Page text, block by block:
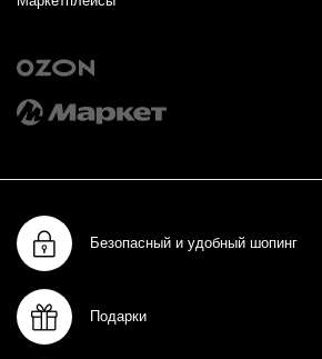
Безопасный и удобный шопинг
Подарки